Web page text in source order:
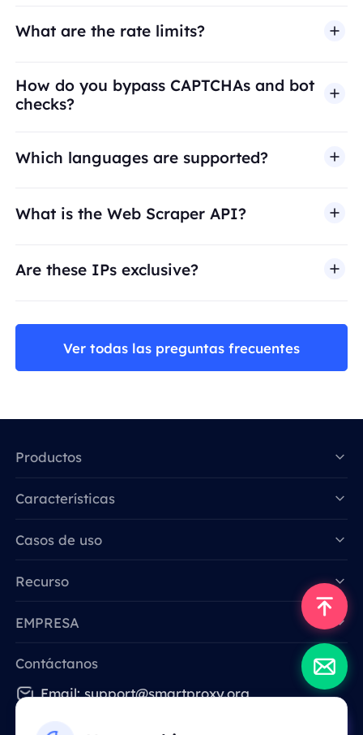
What are the rate limits?
How do you bypass CAPTCHAs and bot
checks?
Which languages are supported?
What is the Web Scraper API?
Are these IPs exclusive?
Ver todas las preguntas frecuentes
Productos
Características
Casos de uso
Recurso
EMPRESA
Contáctanos
Email: support@smartproxy.org